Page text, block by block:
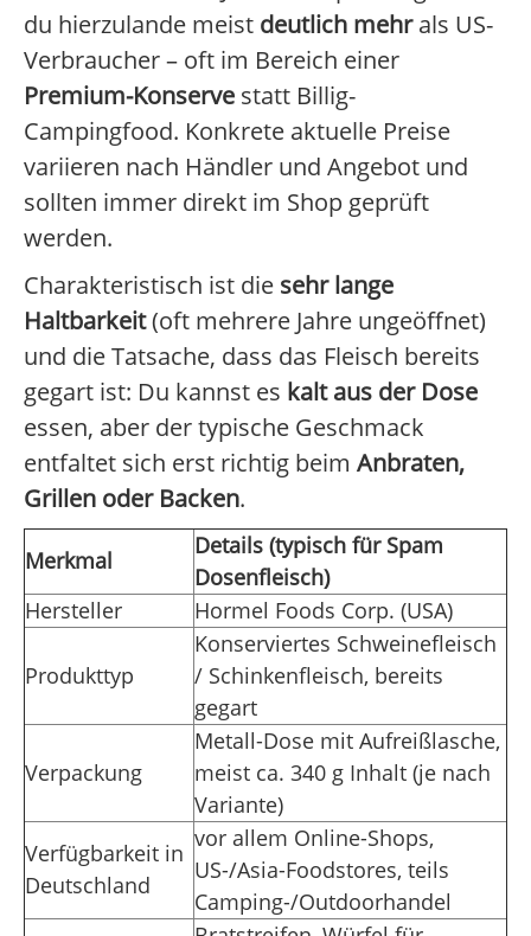
du hierzulande meist deutlich mehrals US-
Verbraucher – oft im Bereich einer
Premium-Konserve statt Billig-
Campingfood. Konkrete aktuelle Preise
variieren nach Händler und Angebot und
sollten immer direkt im Shop geprüft
werden.
Charakteristisch ist die sehr lange
Haltbarkeit(oft mehrere Jahre ungeöffnet)
und die Tatsache, dass das Fleisch bereits
gegart ist: Du kannst es kalt aus der Dose
essen, aber der typische Geschmack
entfaltet sich erst richtig beim Anbraten,
Grillen oder Backen.
Merkmal
Details (typisch für Spam
Dosenfleisch)
Hersteller
Hormel Foods Corp. (USA)
Produkttyp
Konserviertes Schweinefleisch
/ Schinkenfleisch, bereits
gegart
Verpackung
Metall-Dose mit Aufreißlasche,
meist ca. 340 g Inhalt (je nach
Variante)
Verfügbarkeit in
Deutschland
vor allem Online-Shops,
US-/Asia-Foodstores, teils
Camping-/Outdoorhandel